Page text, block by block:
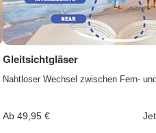
Gleitsichtgläser
Nahtloser Wechsel zwischen Fern-
Ab 49,95 €